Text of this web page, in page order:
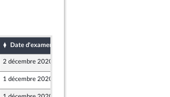
Date d'examen
2 décembre 2020
1 décembre 2020